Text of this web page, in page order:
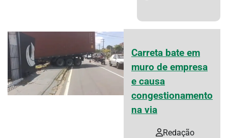
Carreta bate em
muro de empresa
e causa
congestionamento
na via
Redação